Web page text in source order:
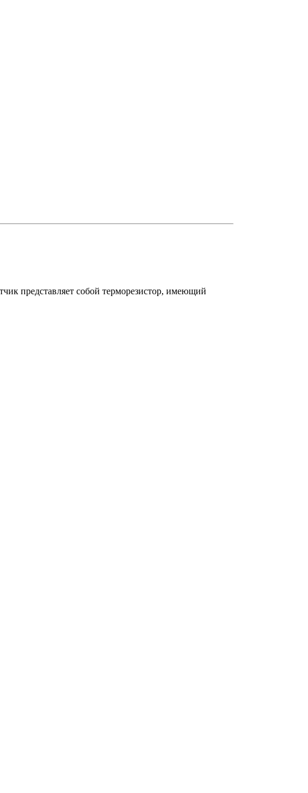
представляет собой терморезистор, имеющий